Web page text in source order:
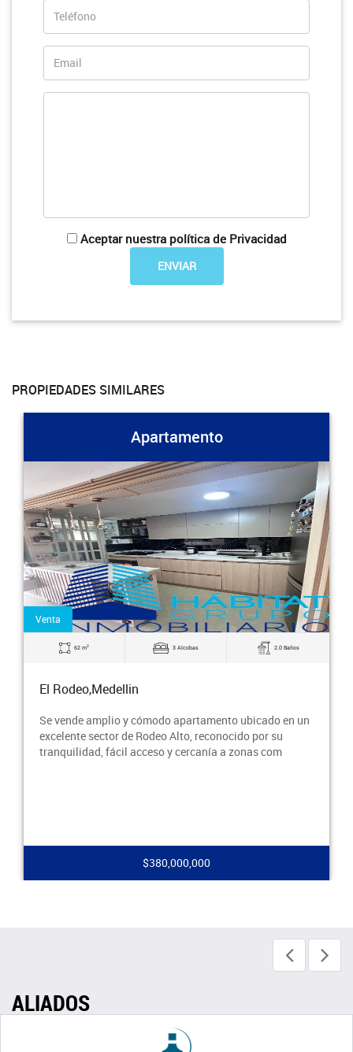
Aceptar nuestra política de Privacidad
PROPIEDADES SIMILARES
Apartamento
Venta
62 m2 3 Alcobas 2.0 Baños
El Rodeo,Medellin
Se vende amplio y cómodo apartamento ubicado en un
excelente sector de Rodeo Alto, reconocido por su
tranquilidad, fácil acceso y cercanía a zonas com
$380,000,000
ALIADOS